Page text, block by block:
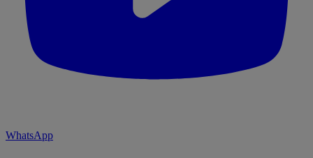
WhatsApp